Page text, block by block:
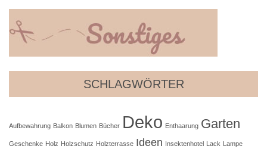
SCHLAGWÖRTER
Aufbewahrung Balkon Blumen Bücher Deko Enthaarung Garten
Geschenke Holz Holzschutz Holzterrasse Ideen Insektenhotel Lack Lampe